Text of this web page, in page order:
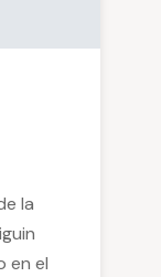
la
en el